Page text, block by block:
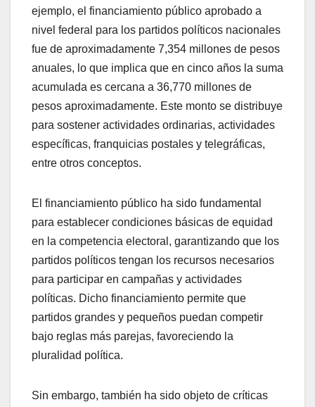
ejemplo, el financiamiento público aprobado a
nivel federal para los partidos políticos nacionales
fue de aproximadamente 7,354 millones de pesos
anuales, lo que implica que en cinco años la suma
acumulada es cercana a 36,770 millones de
pesos aproximadamente. Este monto se distribuye
para sostener actividades ordinarias, actividades
específicas, franquicias postales y telegráficas,
entre otros conceptos.
El financiamiento público ha sido fundamental
para establecer condiciones básicas de equidad
en la competencia electoral, garantizando que los
partidos políticos tengan los recursos necesarios
para participar en campañas y actividades
políticas. Dicho financiamiento permite que
partidos grandes y pequeños puedan competir
bajo reglas más parejas, favoreciendo la
pluralidad política.
Sin embargo, también ha sido objeto de críticas